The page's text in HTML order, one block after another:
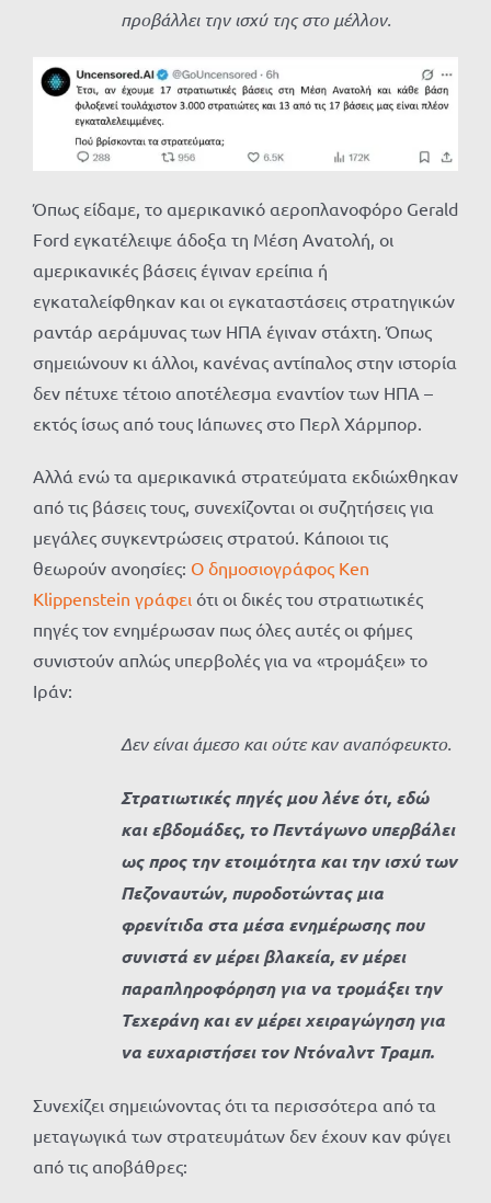
προβάλλει την ισχύ της στο μέλλον.
Όπως είδαμε, το αμερικανικό αεροπλανοφόρο Gerald
Ford εγκατέλειψε άδοξα τη Μέση Ανατολή, οι
αμερικανικές βάσεις έγιναν ερείπια ή
εγκαταλείφθηκαν και οι εγκαταστάσεις στρατηγικών
ραντάρ αεράμυνας των ΗΠΑ έγιναν στάχτη. Όπως
σημειώνουν κι άλλοι, κανένας αντίπαλος στην ιστορία
δεν πέτυχε τέτοιο αποτέλεσμα εναντίον των ΗΠΑ –
εκτός ίσως από τους Ιάπωνες στο Περλ Χάρμπορ.
Αλλά ενώ τα αμερικανικά στρατεύματα εκδιώχθηκαν
από τις βάσεις τους, συνεχίζονται οι συζητήσεις για
μεγάλες συγκεντρώσεις στρατού. Κάποιοι τις
θεωρούν ανοησίες: Ο δημοσιογράφος Ken
Klippenstein γράφει ότι οι δικές του στρατιωτικές
πηγές τον ενημέρωσαν πως όλες αυτές οι φήμες
συνιστούν απλώς υπερβολές για να «τρομάξει» το
Ιράν:
Δεν είναι άμεσο και ούτε καν αναπόφευκτο.
Στρατιωτικές πηγές μου λένε ότι, εδώ
και εβδομάδες, το Πεντάγωνο υπερβάλει
ως προς την ετοιμότητα και την ισχύ των
Πεζοναυτών, πυροδοτώντας μια
φρενίτιδα στα μέσα ενημέρωσης που
συνιστά εν μέρει βλακεία, εν μέρει
παραπληροφόρηση για να τρομάξει την
Τεχεράνη και εν μέρει χειραγώγηση για
να ευχαριστήσει τον Ντόναλντ Τραμπ.
Συνεχίζει σημειώνοντας ότι τα περισσότερα από τα
μεταγωγικά των στρατευμάτων δεν έχουν καν φύγει
από τις αποβάθρες: